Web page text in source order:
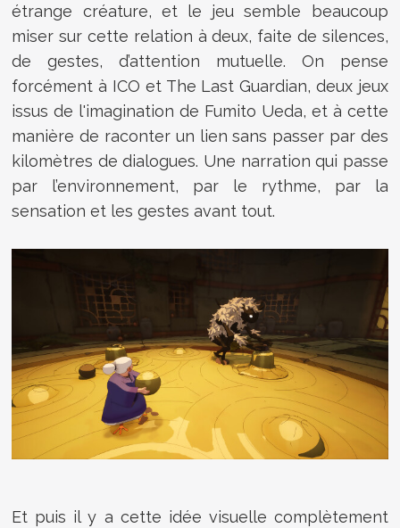
étrange créature, et le jeu semble beaucoup
miser sur cette relation à deux, faite de silences,
de gestes, d’attention mutuelle. On pense
forcément à ICO et The Last Guardian, deux jeux
issus de l'imagination de Fumito Ueda, et à cette
manière de raconter un lien sans passer par des
kilomètres de dialogues. Une narration qui passe
par l’environnement, par le rythme, par la
sensation et les gestes avant tout.
Et puis il y a cette idée visuelle complètement